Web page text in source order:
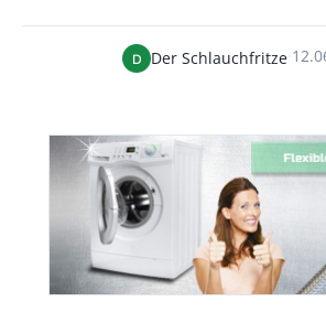
D Der Schlauchfritze